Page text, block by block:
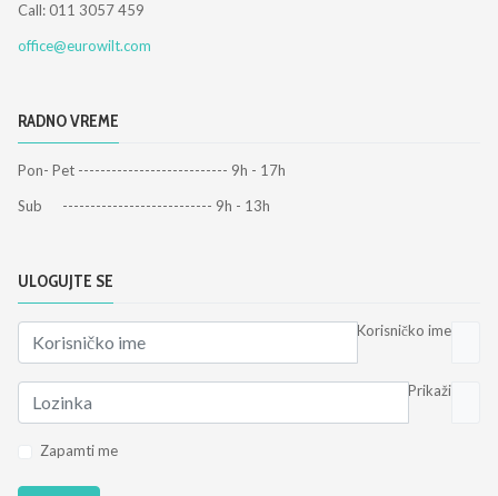
Call: 011 3057 459
office@eurowilt.com
RADNO VREME
Pon- Pet --------------------------- 9h - 17h
Sub --------------------------- 9h - 13h
ULOGUJTE SE
Korisničko ime
Prikaži
Zapamti me